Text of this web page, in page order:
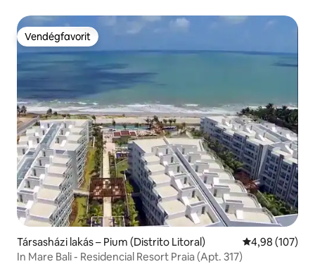
Vendégfavorit
Vendégfavorit
Társasházi lakás – Pium (Distrito Litoral) Átlagos
4,98 (107)
In Mare Bali - Residencial Resort Praia (Apt. 317)